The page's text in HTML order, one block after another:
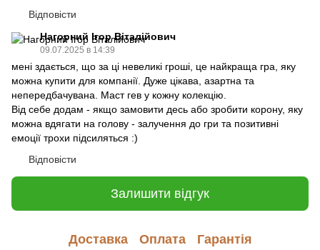
Відповісти
Нагорний Ігор Віталійович
09.07.2025 в 14:39
мені здається, що за ці невеликі гроші, це найкраща гра, яку
можна купити для компанії. Дуже цікава, азартна та
непередбачувана. Маст гев у кожну колекцію.
Від себе додам - якщо замовити десь або зробити корону, яку
можна вдягати на голову - залучення до гри та позитивні
емоції трохи підсиляться :)
Відповісти
Залишити відгук
Доставка Оплата Гарантія